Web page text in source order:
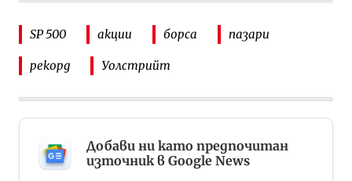
SP 500 акции борса пазари
рекорд Уолстрийт
Добави ни като предпочитан
източник в Google News